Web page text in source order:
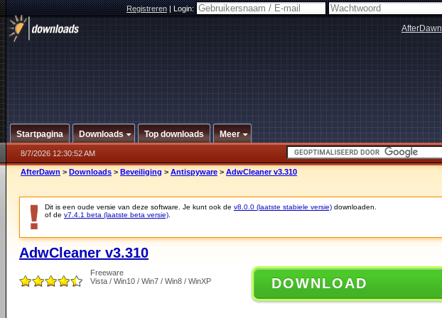
Registreren|Login:
AfterDawn
Startpagina Downloads Top downloads Meer
8/7/2026 12:30:52 AM
AfterDawn > Downloads > Beveiliging > Antispyware > AdwCleaner v3.310
Dit is een oude versie van deze software. Je kunt ook de v8.0.0 (laatste stabiele versie) downloaden.
of de v7.4.1 beta (laatste beta versie)
AdwCleaner v3.310
Freeware
Vista / Win10 / Win7 / Win8 / WinXP
DOWNLOAD